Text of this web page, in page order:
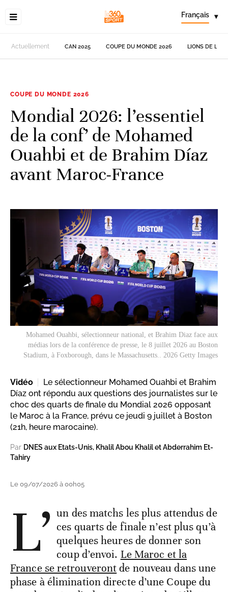
Français ▾
Actuellement CAN 2025 COUPE DU MONDE 2026 LIONS DE
COUPE DU MONDE 2026
Mondial 2026: l’essentiel
de la conf’ de Mohamed
Ouahbi et de Brahim Díaz
avant Maroc-France
Mohamed Ouahbi, sélectionneur national, et Brahim Diaz face aux
médias lors de la conférence de presse, le 8 juillet 2026 au Boston
Stadium, à Foxborough, dans le Massachusetts.. 2026 Getty Images
Vidéo
Le sélectionneur Mohamed Ouahbi et Brahim
Díaz ont répondu aux questions des journalistes sur le
choc des quarts de finale du Mondial 2026 opposant
le Maroc à la France, prévu ce jeudi 9 juillet à Boston
(21h, heure marocaine).
Par DNES aux Etats-Unis, Khalil Abou Khalil et Abderrahim Et-
Tahiry
Le 09/07/2026 à 00h05
L’ un des matchs les plus attendus de
ces quarts de finale n’est plus qu’à
quelques heures de donner son
coup d’envoi. Le Maroc et la
France se retrouverontde nouveau dans une
phase à élimination directe d’une Coupe du